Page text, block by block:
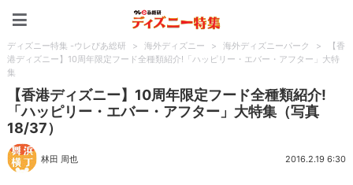
ディズニー特集 -ウレぴあ総研 > 海外ディズニー > 海外ディズニーパーク >
【香
港ディズニー】10周年限定フード全種類紹介!「ハッピリー・エバー・アフター」大特
集
【香港ディズニー】10周年限定フード全種類紹介!
「ハッピリー・エバー・アフター」大特集（写真
18/37）
林田 周也 2016.2.19 6:30